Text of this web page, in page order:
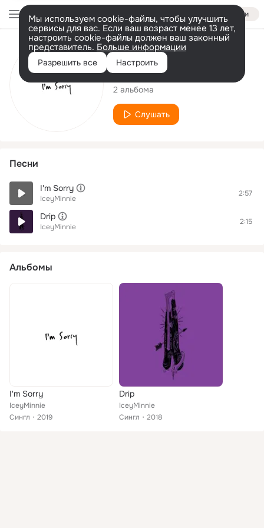
Войти
Мы используем cookie-файлы, чтобы улучшить
сервисы для вас. Если ваш возраст менее 13 лет,
настроить cookie-файлы должен ваш законный
представитель. Больше информации
Разрешить все Настроить
Исполнитель
IceyMinnie
2 альбома
Слушать
Песни
I'm Sorry
IceyMinnie
2:57
Drip
IceyMinnie
2:15
Альбомы
I'm Sorry
IceyMinnie
Сингл
2019
Drip
IceyMinnie
Сингл
2018